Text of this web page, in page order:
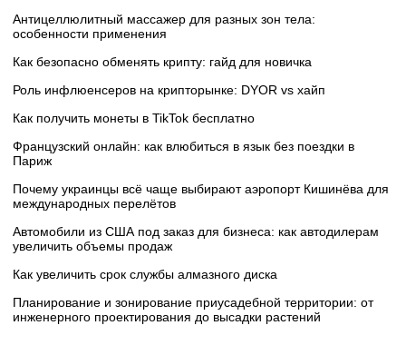
Антицеллюлитный массажер для разных зон тела:
особенности применения
Как безопасно обменять крипту: гайд для новичка
Роль инфлюенсеров на крипторынке: DYOR vs хайп
Как получить монеты в TikTok бесплатно
Французский онлайн: как влюбиться в язык без поездки в
Париж
Почему украинцы всё чаще выбирают аэропорт Кишинёва для
международных перелётов
Автомобили из США под заказ для бизнеса: как автодилерам
увеличить объемы продаж
Как увеличить срок службы алмазного диска
Планирование и зонирование приусадебной территории: от
инженерного проектирования до высадки растений